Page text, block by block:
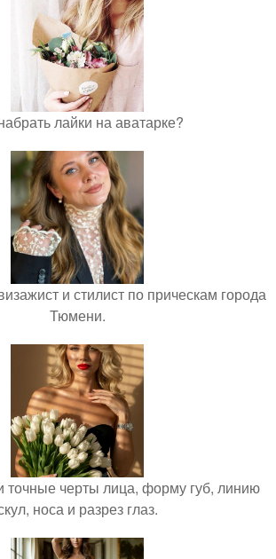
лайки на аватарке?
и стилист по прическам города
Тюмени.
точные черты лица, форму губ, линию
носа и разрез глаз.